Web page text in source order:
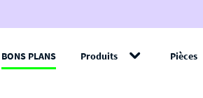
BONS PLANS Produits Pièces